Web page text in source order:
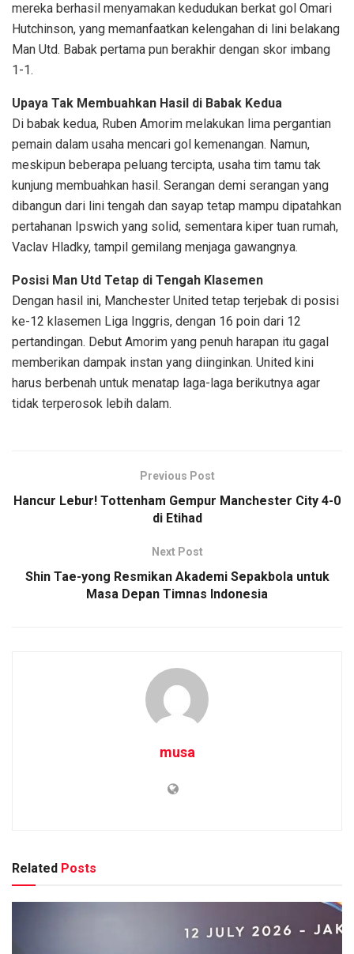
mereka berhasil menyamakan kedudukan berkat gol Omari
Hutchinson, yang memanfaatkan kelengahan di lini belakang
Man Utd. Babak pertama pun berakhir dengan skor imbang
1-1.
Upaya Tak Membuahkan Hasil di Babak Kedua
Di babak kedua, Ruben Amorim melakukan lima pergantian
pemain dalam usaha mencari gol kemenangan. Namun,
meskipun beberapa peluang tercipta, usaha tim tamu tak
kunjung membuahkan hasil. Serangan demi serangan yang
dibangun dari lini tengah dan sayap tetap mampu dipatahkan
pertahanan Ipswich yang solid, sementara kiper tuan rumah,
Vaclav Hladky, tampil gemilang menjaga gawangnya.
Posisi Man Utd Tetap di Tengah Klasemen
Dengan hasil ini, Manchester United tetap terjebak di posisi
ke-12 klasemen Liga Inggris, dengan 16 poin dari 12
pertandingan. Debut Amorim yang penuh harapan itu gagal
memberikan dampak instan yang diinginkan. United kini
harus berbenah untuk menatap laga-laga berikutnya agar
tidak terperosok lebih dalam.
Previous Post
Hancur Lebur! Tottenham Gempur Manchester City 4-0
di Etihad
Next Post
Shin Tae-yong Resmikan Akademi Sepakbola untuk
Masa Depan Timnas Indonesia
musa
Related Posts